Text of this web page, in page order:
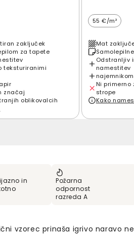
zaključek
za tapete
teksturiranimi
značaj
oblikovalcih
55 €/m²
Mat
Samolepilne
Odstranljiv
namestitev
Ni
strope
Kako
in
Požarna
odpornost
razreda A
vzorec prinaša igrivo naravo